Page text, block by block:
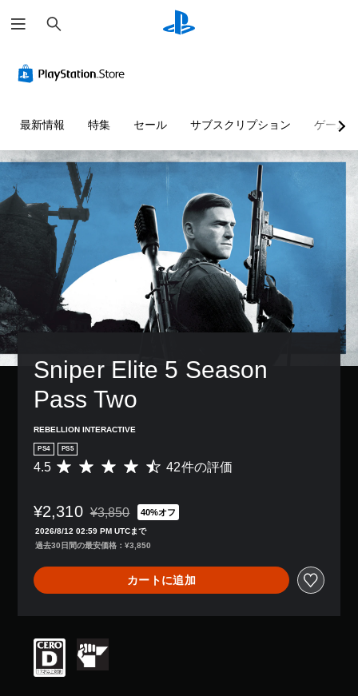
索
最新情報 特集 セール サブスクリプション ゲーム
Sniper Elite 5 Season
Pass Two
REBELLION INTERACTIVE
PS4 PS5
評
は
4
2
平
均
評
5
段
階
4.5 42件の評価
¥2,310 通常価格¥3,850より値引き
¥3,850 40%オフ
2026/8/12 02:59 PM UTCまで
過去30日間の最安価格：¥3,850
カートに追加